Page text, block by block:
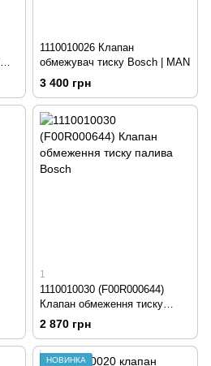
1110010026 Клапан
обмежувач тиску Bosch | MAN
3 400 грн
1
1110010030 (F00R000644)
Клапан обмеження тиску
палива Bosch
2 870 грн
НОВИНКА